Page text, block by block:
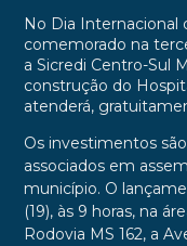
No Dia Internacional
comemorado na
a Sicredi Centro-Sul
construção do
atenderá,
Os investimentos
associados em
município. O
(19), às 9 horas, na
Rodovia MS 162, a